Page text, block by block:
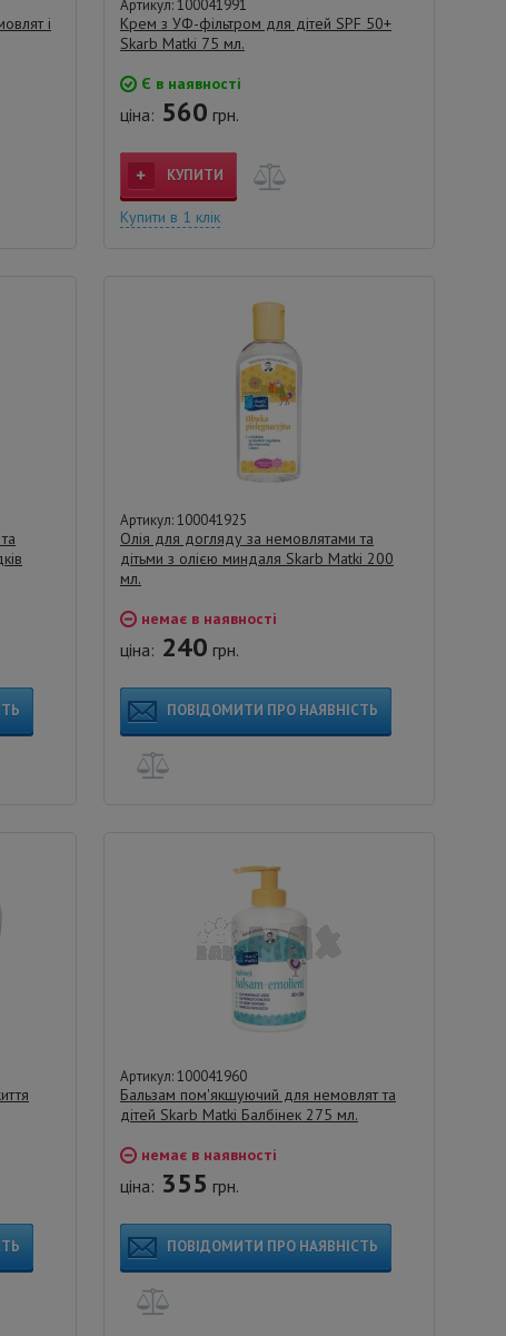
і
Артикул: 100041991
Крем з УФ-фільтром для дітей SPF 50+
Skarb Matki 75 мл.
Є в наявності
ціна: 560 грн.
КУПИТИ
Купити в 1 клік
Артикул: 100041925
Олія для догляду за немовлятами та
дітьми з олією миндаля Skarb Matki 200
мл.
немає в наявності
ціна: 240 грн.
ПОВІДОМИТИ ПРО НАЯВНІСТЬ
Артикул: 100041960
Бальзам пом'якшуючий для немовлят та
дітей Skarb Matki Балбінек 275 мл.
немає в наявності
ціна: 355 грн.
ПОВІДОМИТИ ПРО НАЯВНІСТЬ